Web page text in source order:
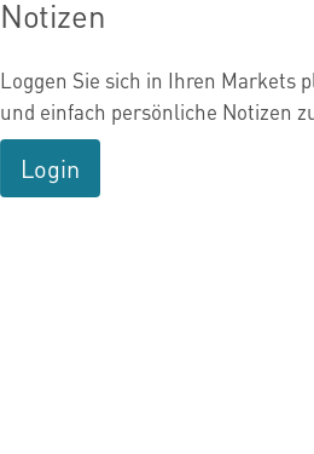
Notizen
Loggen Sie sich in Ihren Markets
und einfach persönliche Notizen
Login